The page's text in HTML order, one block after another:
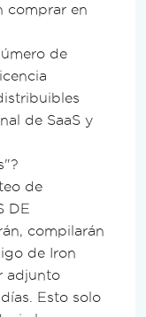
comprar en
de
de SaaS y
de
DE
compilarán
de Iron
adjunto
Esto solo